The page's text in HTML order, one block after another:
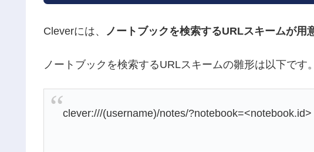
Cleverには、 ノートブックを検索するURLスキームが用
ノートブックを検索するURLスキームの雛形は以下です。
clever:///(username)/notes/?notebook=<notebook.id>